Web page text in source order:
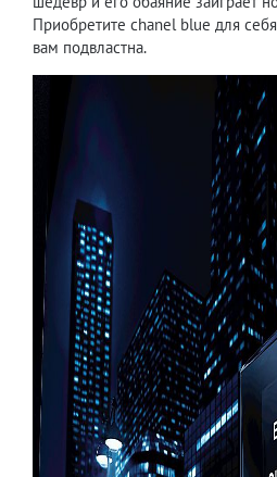
Приобретите chanel blue для
вам подвластна.